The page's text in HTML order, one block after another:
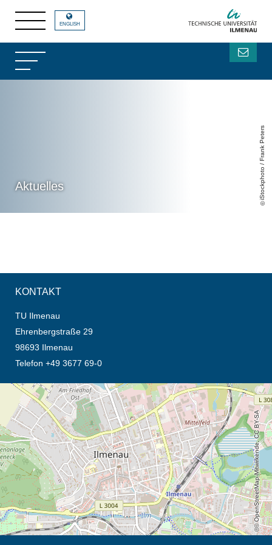
Aktuelles iStockphoto / Frank Peters
ENGLISH
KONTAKT
TU Ilmenau
Ehrenbergstraße 29
98693 Ilmenau
Telefon +49 3677 69-0
Öffnet die Anfahrtsbeschreibung in neuem Tab (Karte)
© OpenStreetMap-Mitwirkende, CC BY-SA